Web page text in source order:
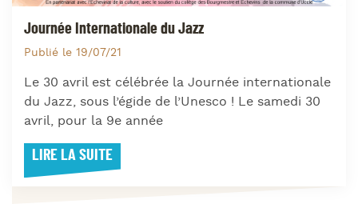
Journée Internationale du Jazz
Publié le 19/07/21
Le 30 avril est célébrée la Journée internationale
du Jazz, sous l’égide de l’Unesco ! Le samedi 30
avril, pour la 9e année
LIRE LA SUITE